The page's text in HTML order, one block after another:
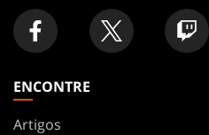
ENCONTRE
Artigos